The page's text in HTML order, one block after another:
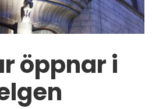
öppnar i